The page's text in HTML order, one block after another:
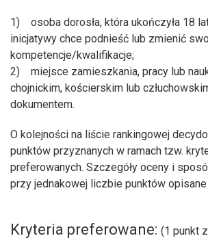
1) osoba dorosła, która ukończyła 18
inicjatywy chce podnieść lub zmienić
kompetencje/kwalifikacje;
2) miejsce zamieszkania, pracy lub
chojnickim, kościerskim lub
dokumentem.
O kolejności na liście rankingowej
punktów przyznanych w ramach tzw.
preferowanych. Szczegóły oceny i
przy jednakowej liczbie punktów
Kryteria preferowane: (1 punkt